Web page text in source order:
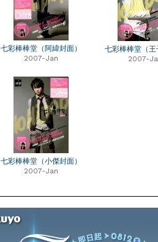
七彩棒棒堂（阿緯封面）
2007-Jan
七彩棒棒堂（王
2007-
七彩棒棒堂（小傑封面）
2007-Jan